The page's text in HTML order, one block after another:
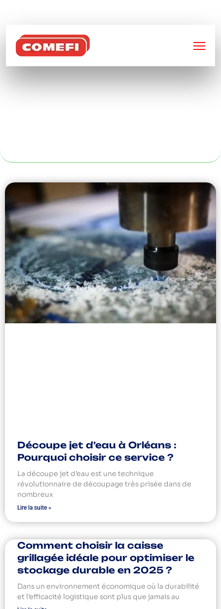
CAISSES
Découpe jet d’eau à Orléans :
Pourquoi choisir ce service ?
La découpe jet d’eau est une technique
révolutionnaire de découpage très prisée dans de
nombreux
Lire la suite »
Comment choisir la caisse
grillagée idéale pour optimiser le
stockage durable en 2025 ?
Dans un environnement économique où la durabilité
et l’efficacité logistique sont plus que jamais au